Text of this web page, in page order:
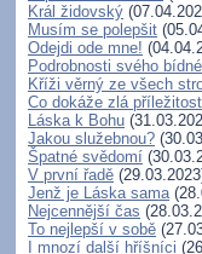
Král židovský
Musím se polepšit
Odejdi ode mne!
Podrobnosti svého
Kříži věrný ze všech
Co dokáže zlá příležitost
Láska k Bohu
Jakou služebnou?
Špatné svědomí
V první řadě
Jenž je Láska sama
Nejcennější čas
To nejlepší v sobě
I mnozí další hříšníci